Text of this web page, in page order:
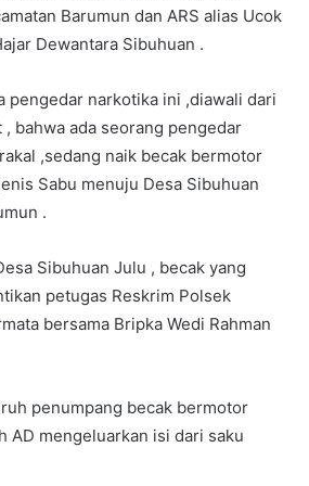
Barumun dan ARS alias Ucok
Dewantara Sibuhuan .
pengedar narkotika ini ,diawali dari
bahwa ada seorang pengedar
,sedang naik becak bermotor
Sabu menuju Desa Sibuhuan
.
Sibuhuan Julu , becak yang
petugas Reskrim Polsek
bersama Bripka Wedi Rahman
penumpang becak bermotor
AD mengeluarkan isi dari saku